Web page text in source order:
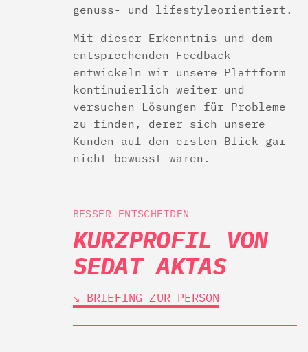
genuss- und lifestyleorientiert.
Mit dieser Erkenntnis und dem
entsprechenden Feedback
entwickeln wir unsere Plattform
kontinuierlich weiter und
versuchen Lösungen für Probleme
zu finden, derer sich unsere
Kunden auf den ersten Blick gar
nicht bewusst waren.
BESSER ENTSCHEIDEN
KURZPROFIL VON
SEDAT AKTAS
↘︎ BRIEFING ZUR PERSON